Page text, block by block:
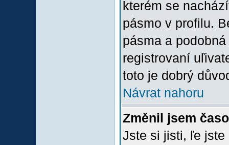
kterém se
pásmo v profilu.
pásma a
registrovaní
toto je dobrý
Návrat nahoru
Změnil jsem
Jste si jisti, ľe jste